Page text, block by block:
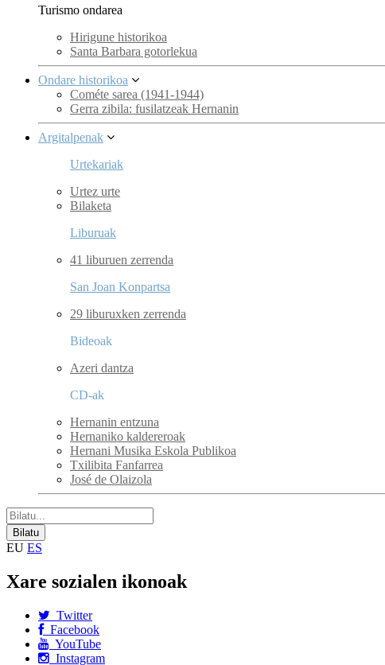
Turismo ondarea
Hirigune historikoa
Santa Barbara gotorlekua
Ondare historikoa
Cométe sarea (1941-1944)
Gerra zibila: fusilatzeak Hernanin
Argitalpenak
Urtekariak
Urtez urte
Bilaketa
Liburuak
41 liburuen zerrenda
San Joan Konpartsa
29 liburuxken zerrenda
Bideoak
Azeri dantza
CD-ak
Hernanin entzuna
Hernaniko kaldereroak
Hernani Musika Eskola Publikoa
Txilibita Fanfarrea
José de Olaizola
EU ES
Xare sozialen ikonoak
Twitter
Facebook
YouTube
Instagram